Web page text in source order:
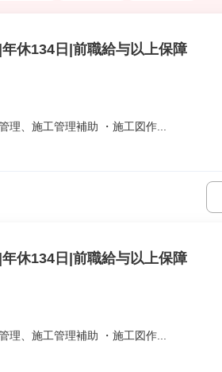
休134日|前職給与以上保障
理、施工管理補助 ・施工図作...
休134日|前職給与以上保障
理、施工管理補助 ・施工図作...